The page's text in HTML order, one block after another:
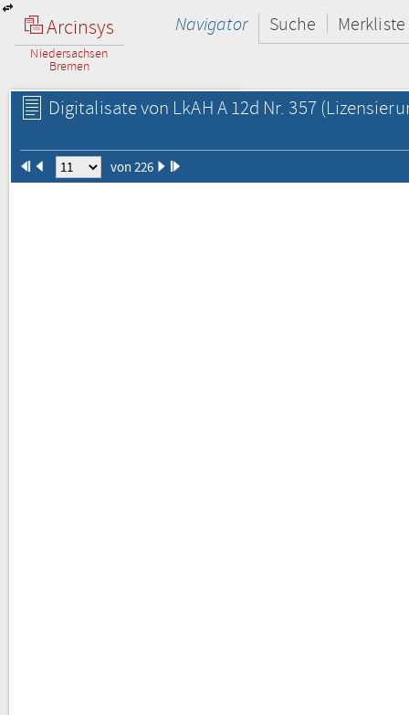
Arcinsys
Niedersachsen
Bremen
Navigator Suche Merkliste
Digitalisate von LkAH A 12d Nr. 357
von 226